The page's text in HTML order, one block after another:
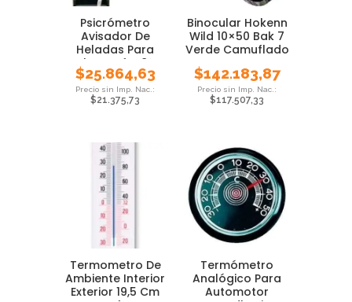
Psicrómetro
Avisador De
Heladas Para
Colgar Luft -8° A
+50°c
$25.864,63
$21.375,73
Binocular Hokenn
Wild 10×50 Bak 7
Verde Camuflado
$142.183,87
$117.507,33
Termometro De
Ambiente Interior
Exterior 19,5 Cm
Termómetro
Analógico Para
Automotor